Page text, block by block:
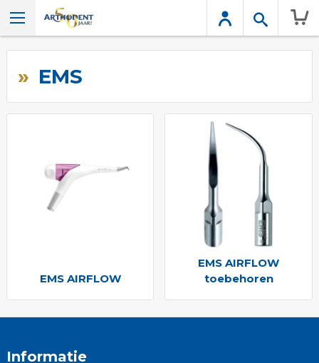
EMS
EMS AIRFLOW
EMS AIRFLOW
toebehoren
Informatie